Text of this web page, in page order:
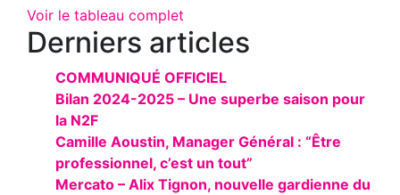
Voir le tableau complet
Derniers articles
COMMUNIQUÉ OFFICIEL
Bilan 2024-2025 – Une superbe saison pour
la N2F
Camille Aoustin, Manager Général : “Être
professionnel, c’est un tout”
Mercato – Alix Tignon, nouvelle gardienne du